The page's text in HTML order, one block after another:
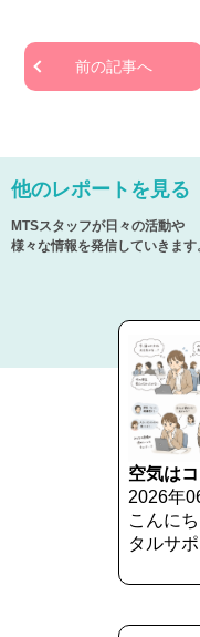
前の記事へ
他のレポートを見る
MTSスタッフが日々の活動や
様々な情報を発信していきます
空気は
2026年
こんに
タルサ